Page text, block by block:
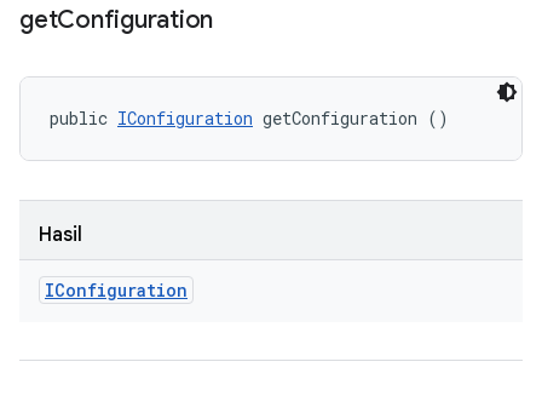
getConfiguration
public IConfiguration getConfiguration ()
Hasil
IConfiguration